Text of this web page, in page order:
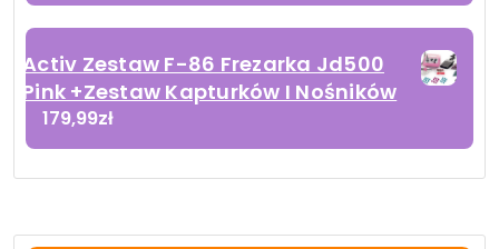
Activ Zestaw F-86 Frezarka Jd500
Pink +Zestaw Kapturków I Nośników
179,99zł